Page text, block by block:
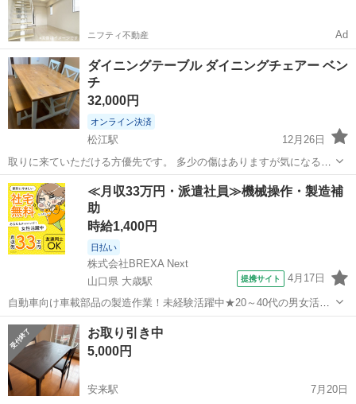
ニフティ不動産 Ad
ダイニングテーブル ダイニングチェアー ベン
チ
32,000円
オンライン決済
松江駅
12月26日
取りに来ていただける方優先です。 多少の傷はありますが気になる程
ではありません。 見てから判断されて結構です。 多少の値下げ応じま
す。 机はバラしてあるので車にも乗ると思います。
島根 松江市 松江駅 ダイニングセット
ダイニングチェアー
≪月収33万円・派遣社員≫機械操作・製造補
助
時給1,400円
日払い
株式会社BREXA Next
山口県 大歳駅
提携サイト 4月17日
自動車向け車載部品の製造作業！未経験活躍中★20～40代の男女活躍
中！友達同士での応募OK！備品付きワンルーム寮費無料！赴任旅費会
社負担！生活支援物資事前対応可◎格安食堂利用可！年間休日135日
♪《山口県山口市》 人気の工...
山口 山口市 大歳駅 その他
お取り引き中
5,000円
安来駅
7月20日